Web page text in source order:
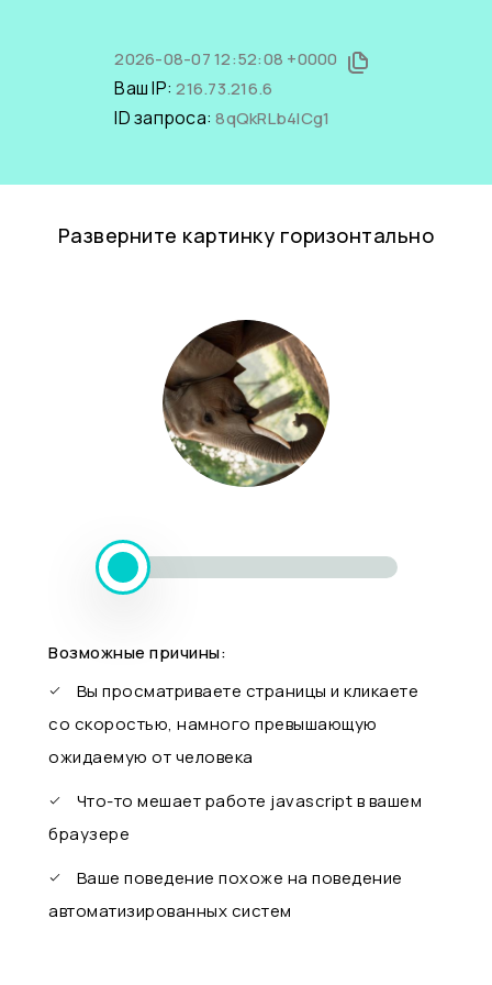
2026-08-07 12:52:08 +0000
Ваш IP:216.73.216.6
ID запроса:8qQkRLb4lCg1
Разверните картинку горизонтально
Возможные причины:
Вы просматриваете страницы и кликаете
со скоростью, намного превышающую
ожидаемую от человека
Что-то мешает работе javascript в вашем
браузере
Ваше поведение похоже на поведение
автоматизированных систем